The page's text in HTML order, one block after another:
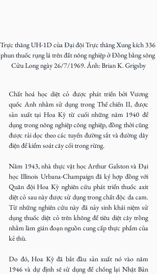
Trực thăng UH-1D của Đại đội Trực thăng Xung kích 336
phun thuốc rụng lá trên đất nông nghiệp ở Đồng bằng sông
Cửu Long ngày 26/7/1969. Ảnh: Brian K. Grigsby
Chất hoá học diệt cỏ được phát triển bởi Vương
quốc Anh nhằm sử dụng trong Thế chiến II, được
sản xuất tại Hoa Kỳ từ cuối những năm 1940 để
dụng trong nông nghiệp công nghiệp, đồng thời cũng
được rải dọc theo các tuyến đường sắt và đường dây
điện để kiểm soát cây cối trong rừng.
Năm 1943, nhà thực vật học Arthur Galston và Đại
học Illinois Urbana-Champaign đã ký hợp đồng với
Quân đội Hoa Kỳ nghiên cứu phát triển thuốc axit
diệt cỏ sau này được sử dụng trong chất độc da cam.
Từ những nghiên cứu này đã nảy sinh khái niệm sử
dụng thuốc diệt cỏ trên không để tiêu diệt cây trồng
nhằm làm gián đoạn nguồn cung cấp thực phẩm của
kẻ thù.
Do đó, Hoa Kỳ đã bắt đầu sản xuất nó vào năm
1946 và dự định sẽ sử dụng để chống lại Nhật Bản